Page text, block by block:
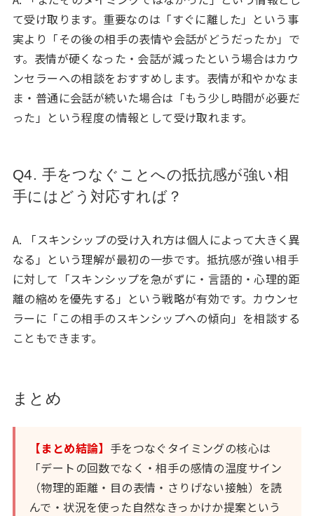
て受け取ります。重要なのは「すぐに離した」という事
実より「その後の相手の表情や会話がどうだったか」で
す。表情が硬くなった・会話が減ったという場合はカウ
ンセラーへの相談をおすすめします。表情が和やかなま
ま・普通に会話が続いた場合は「もう少し時間が必要だ
った」という程度の情報として受け取れます。
Q4. 手をつなぐことへの抵抗感が強い相
手にはどう対応すれば？
A. 「スキンシップの受け入れ方は個人によって大きく異
なる」という理解が最初の一歩です。抵抗感が強い相手
に対して「スキンシップを急がずに・言語的・心理的距
離の縮めを優先する」という戦略が有効です。カウンセ
ラーに「この相手のスキンシップへの傾向」を相談する
こともできます。
まとめ
【まとめ結論】 手をつなぐタイミングの核心は
「デートの回数でなく・相手の感情の温度サイン
（物理的距離・目の表情・さりげない接触）を読
んで・状況を使った自然なきっかけか提案という